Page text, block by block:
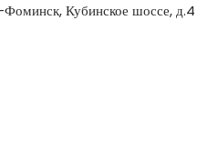
Кубинское шоссе, д.4